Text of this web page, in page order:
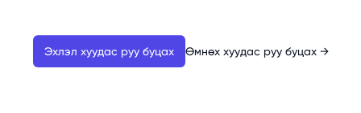
Эхлэл хуудас руу буцах Өмнөх хуудас руу буцах →